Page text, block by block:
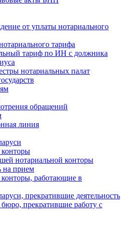
от уплаты нотариального
тарифа
тариф по ИН с должника
нотариальных палат
обращений
линия
нотариальной конторы
на прием
работающие в
прекратившие деятельность
прекратившие работу с